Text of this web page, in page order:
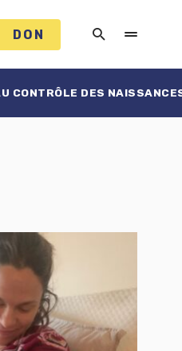
DON
CONTRÔLE DES